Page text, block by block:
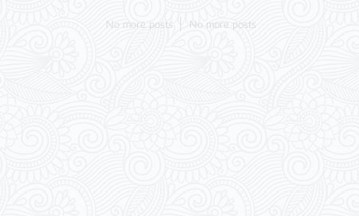
No more posts No more posts